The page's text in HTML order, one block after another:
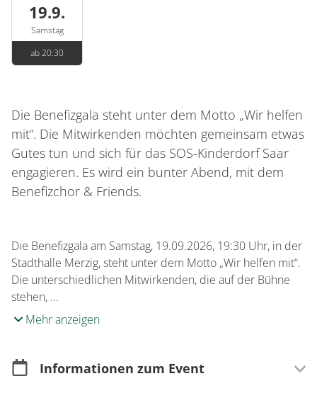
19.9.
Samstag
ab 20:30
Die Benefizgala steht unter dem Motto „Wir helfen
mit“. Die Mitwirkenden möchten gemeinsam etwas
Gutes tun und sich für das SOS-Kinderdorf Saar
engagieren. Es wird ein bunter Abend, mit dem
Benefizchor & Friends.
Die Benefizgala am Samstag, 19.09.2026, 19:30 Uhr, in der
Stadthalle Merzig, steht unter dem Motto „Wir helfen mit“.
Die unterschiedlichen Mitwirkenden, die auf der Bühne
stehen, …
Mehr anzeigen
Informationen zum Event